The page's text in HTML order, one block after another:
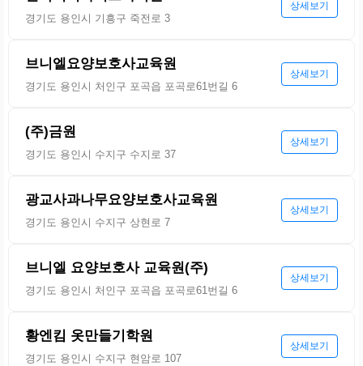
경기도 용인시 기흥구 죽전로 3
상세보기
브니엘요양보호사교육원
경기도 용인시 처인구 포곡읍 포곡로61번길 6
상세보기
(주)금원
경기도 용인시 수지구 수지로 37
상세보기
광교사과나무요양보호사교육원
경기도 용인시 수지구 상현로 7
상세보기
브니엘 요양보호사 교육원(주)
경기도 용인시 처인구 포곡읍 포곡로61번길 6
상세보기
황엔킴 옷만들기학원
경기도 용인시 수지구 현암로 107
상세보기